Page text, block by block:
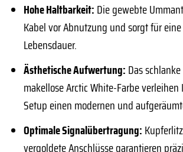
Hohe Haltbarkeit: Die gewebte
Kabel vor Abnutzung und sorgt für
Lebensdauer.
Ästhetische Aufwertung: Das
makellose Arctic White-Farbe
Setup einen modernen und
Optimale Signalübertragung:
vergoldete Anschlüsse garantieren